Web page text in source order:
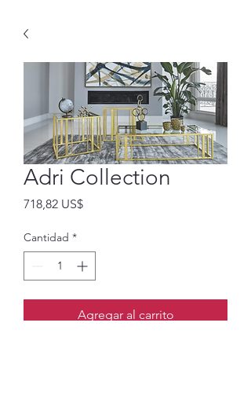
Adri Collection
718,82 US$Precio
Cantidad *
Agregar al carrito